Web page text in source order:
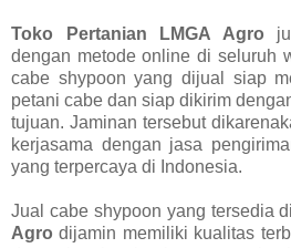
Toko Pertanian LMGA Agro
dengan metode online di seluruh
cabe shypoon yang dijual siap
petani cabe dan siap dikirim
tujuan. Jaminan tersebut
kerjasama dengan jasa
yang terpercaya di Indonesia.
Jual cabe shypoon yang tersedia
Agrodijamin memiliki kualitas